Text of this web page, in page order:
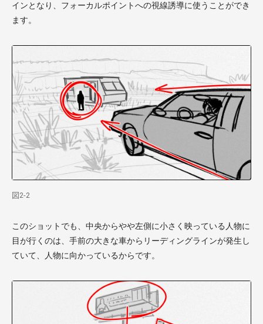
インとなり、フォーカルポイントへの視線誘導に使うことができ
ます。
図2-2
このショットでも、中央からやや左側に小さく映っている人物に
目が行くのは、手前の大きな車からリーディングラインが発生し
ていて、人物に向かっているからです。